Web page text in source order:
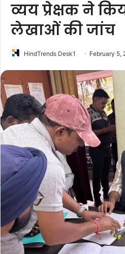
व्यय प्रेक्षक ने
लेखाओं की जांच
HindTrends Desk1 February 5,